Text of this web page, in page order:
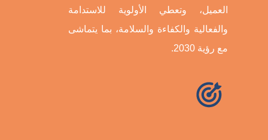
العميل، وتعطي الأولوية للاستدامة
والفعالية والكفاءة والسلامة، بما يتماشى
مع رؤية 2030.